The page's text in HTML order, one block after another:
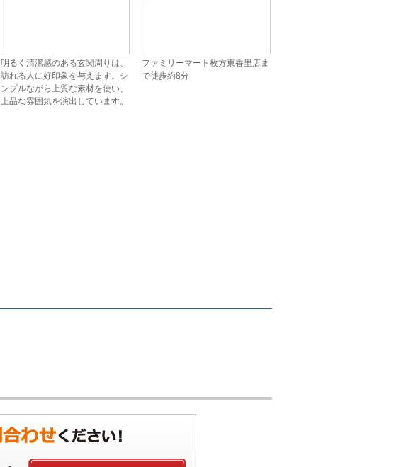
明るく清潔感のある玄関周りは、
訪れる人に好印象を与えます。シ
ンプルながら上質な素材を使い、
上品な雰囲気を演出しています。
ファミリーマート枚方東香里店ま
で徒歩約8分